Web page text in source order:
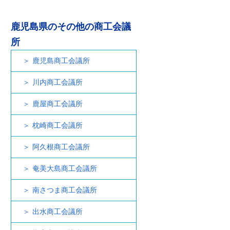
鹿児島県のその他の商工会議
所
鹿児島商工会議所
川内商工会議所
鹿屋商工会議所
枕崎商工会議所
阿久根商工会議所
奄美大島商工会議所
南さつま商工会議所
出水商工会議所